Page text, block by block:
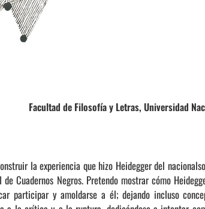
Facultad de Filosofía y Letras, Universidad
la experiencia que hizo Heidegger del
Cuadernos Negros. Pretendo mostrar cómo
participar y amoldarse a él; dejando incluso